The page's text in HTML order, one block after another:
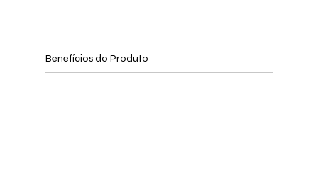
Benefícios do Produto